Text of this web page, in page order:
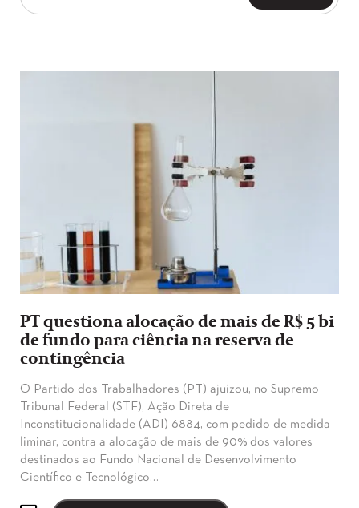
PT questiona alocação de mais de R$ 5 bi
de fundo para ciência na reserva de
contingência
O Partido dos Trabalhadores (PT) ajuizou, no Supremo
Tribunal Federal (STF), Ação Direta de
Inconstitucionalidade (ADI) 6884, com pedido de medida
liminar, contra a alocação de mais de 90% dos valores
destinados ao Fundo Nacional de Desenvolvimento
Científico e Tecnológico…